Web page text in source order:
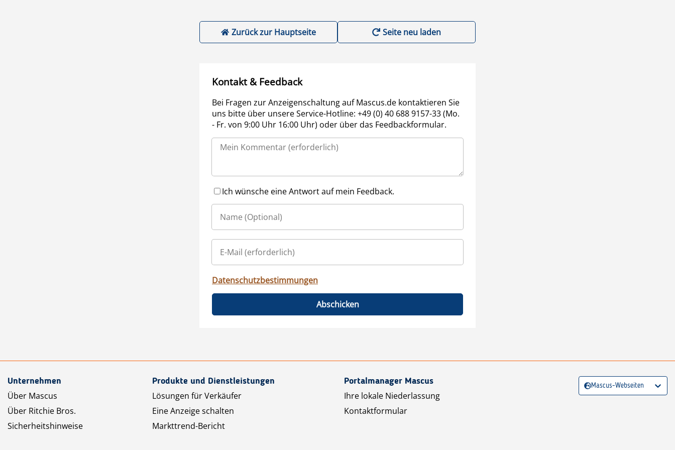
Zurück zur Hauptseite Seite neu laden
Kontakt & Feedback
Bei Fragen zur Anzeigenschaltung auf Mascus.de kontaktieren Sie
uns bitte über unsere Service-Hotline: +49 (0) 40 688 9157-33 (Mo.
- Fr. von 9:00 Uhr 16:00 Uhr) oder über das Feedbackformular.
Ich wünsche eine Antwort auf mein Feedback.
Datenschutzbestimmungen
Abschicken
Unternehmen
Über Mascus
Über Ritchie Bros.
Sicherheitshinweise
Produkte und Dienstleistungen
Lösungen für Verkäufer
Eine Anzeige schalten
Markttrend-Bericht
Portalmanager Mascus
Ihre lokale Niederlassung
Kontaktformular
Mascus-Webseiten